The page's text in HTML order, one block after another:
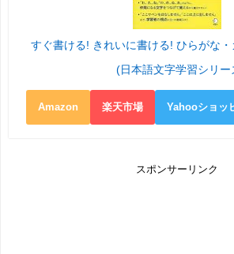
すぐ書ける! きれいに書ける! ひらがな・
(日本語文字学習シリー
Amazon 楽天市場 Yahooショッ
スポンサーリンク